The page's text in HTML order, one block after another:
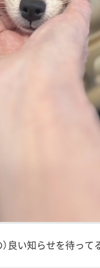
良い知らせを待って